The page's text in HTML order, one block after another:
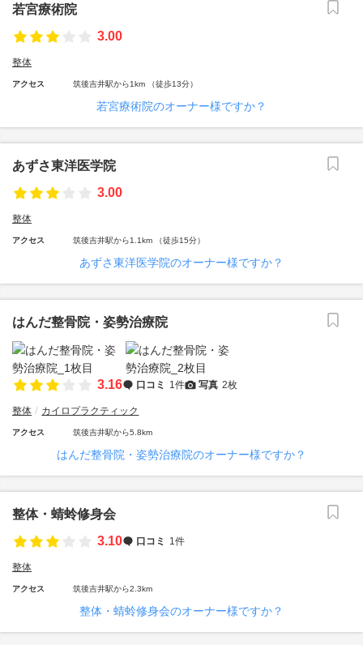
若宮療術院
3.00
整体
アクセス 筑後吉井駅から1km （徒歩13分）
若宮療術院のオーナー様ですか？
あずさ東洋医学院
3.00
整体
アクセス 筑後吉井駅から1.1km （徒歩15分）
あずさ東洋医学院のオーナー様ですか？
はんだ整骨院・姿勢治療院
3.16 口コミ 1件 写真 2枚
整体 カイロプラクティック
アクセス 筑後吉井駅から5.8km
はんだ整骨院・姿勢治療院のオーナー様ですか？
整体・蜻蛉修身会
3.10
口コミ 1件
整体
アクセス 筑後吉井駅から2.3km
整体・蜻蛉修身会のオーナー様ですか？